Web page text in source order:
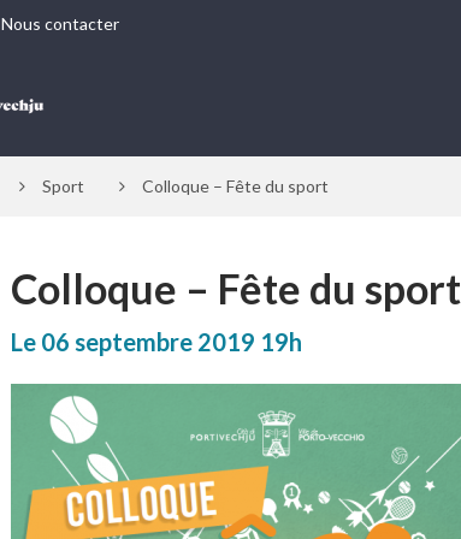
Nous contacter
Sport Colloque – Fête du sport
Colloque – Fête du sport
Le 06 septembre 2019 19h